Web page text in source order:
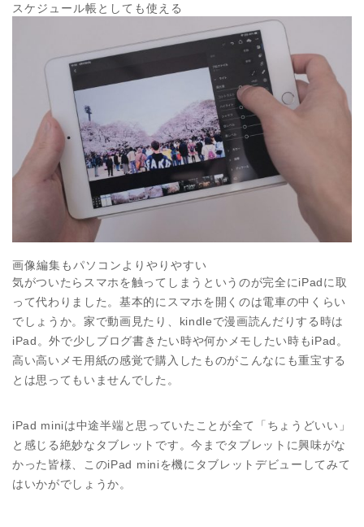
スケジュール帳としても使える
画像編集もパソコンよりやりやすい
気がついたらスマホを触ってしまうというのが完全にiPadに取
って代わりました。基本的にスマホを開くのは電車の中くらい
でしょうか。家で動画見たり、kindleで漫画読んだりする時は
iPad。外で少しブログ書きたい時や何かメモしたい時もiPad。
高い高いメモ用紙の感覚で購入したものがこんなにも重宝する
とは思ってもいませんでした。
iPad miniは中途半端と思っていたことが全て「ちょうどいい」
と感じる絶妙なタブレットです。今までタブレットに興味がな
かった皆様、このiPad miniを機にタブレットデビューしてみて
はいかがでしょうか。